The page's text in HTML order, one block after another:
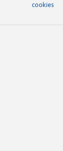
cookies